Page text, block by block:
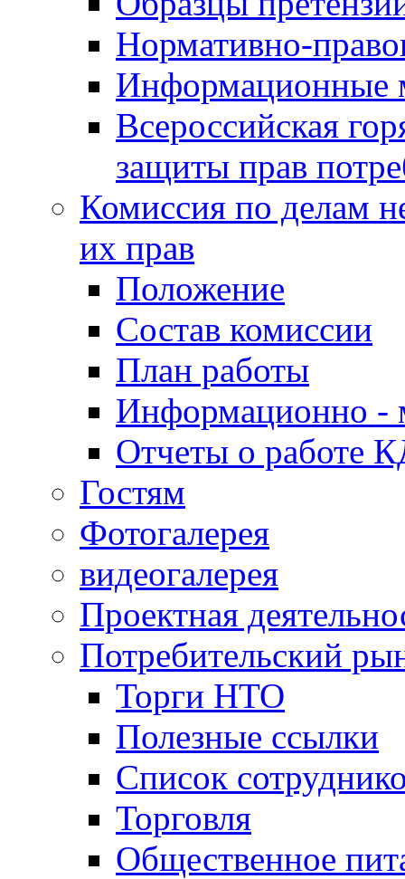
Нормативно-
Информационные
Всероссийская
защиты прав
Комиссия по делам
их прав
Положение
Состав комиссии
План работы
Информационно -
Отчеты о работе
Гостям
Фотогалерея
видеогалерея
Проектная
Потребительский
Торги НТО
Полезные ссылки
Список
Торговля
Общественное